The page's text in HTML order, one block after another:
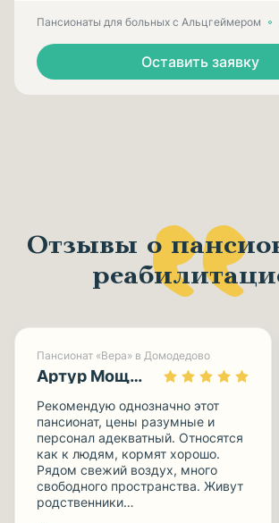
Пансионаты для больных с Альцгеймером
Оставить заявку
Отзывы о
Пансионат «Вера» в Домодедово
Артур Мощницкий
Рекомендую однозначно этот
пансионат, цены разумные и
персонал адекватный. Относятся
как к людям, кормят хорошо.
Рядом свежий воздух, много
свободного пространства. Живут
родственники…